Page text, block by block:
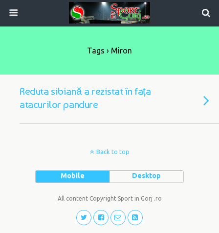
Tags › Miron
Reduta sibiană a rezistat în fața
atacurilor pandure
Back to top
Mobile Desktop
All content Copyright Sport in Gorj .ro